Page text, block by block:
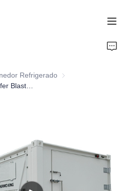
Refrigerado Contenedor